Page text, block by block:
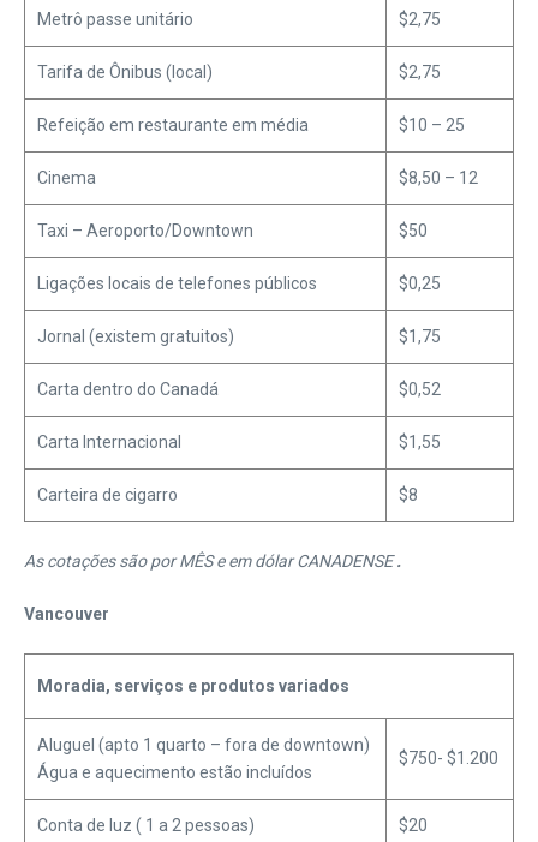
Metrô passe unitário $2,75
Tarifa de Ônibus (local) $2,75
Refeição em restaurante em média $10 – 25
Cinema $8,50 – 12
Taxi – Aeroporto/Downtown $50
Ligações locais de telefones públicos $0,25
Jornal (existem gratuitos) $1,75
Carta dentro do Canadá $0,52
Carta Internacional $1,55
Carteira de cigarro $8
As cotações são por MÊS e em dólar CANADENSE.
Vancouver
Moradia, serviços e produtos variados
Aluguel (apto 1 quarto – fora de downtown)
Água e aquecimento estão incluídos
$750- $1.200
Conta de luz ( 1 a 2 pessoas) $20